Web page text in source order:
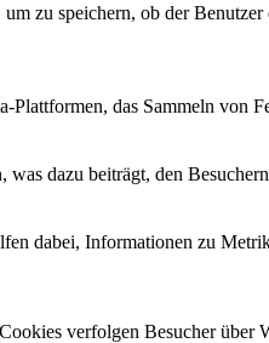
zu speichern, ob der
das Sammeln von
dazu beiträgt, den
dabei, Informationen zu
verfolgen Besucher über